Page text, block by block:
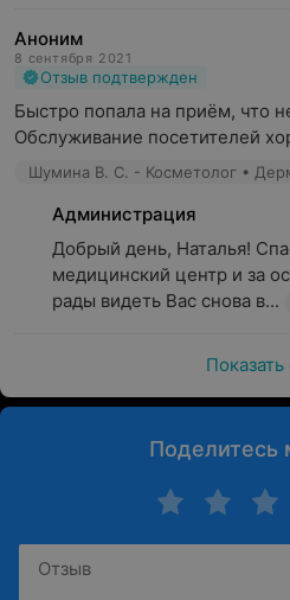
Аноним
8 сентября 2021
Отзыв подтвержден
Быстро попала на приём, что
Обслуживание посетителей
Шумина В. С. - Косметолог •
Администрация
Добрый день, Наталья!
медицинский центр и за
рады видеть Вас снова в...
Поделитесь